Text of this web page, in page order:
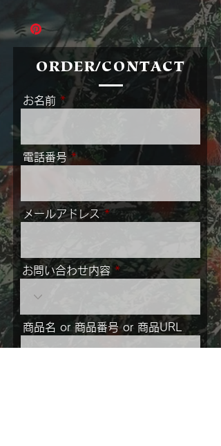
ORDER/CONTACT
お名前
電話番号
メールアドレス
お問い合わせ内容
商品名 or 商品番号 or 商品URL